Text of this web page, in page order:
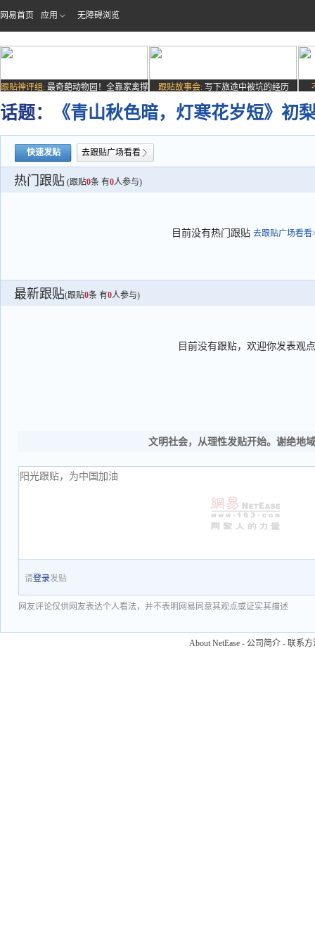
网易首页 应用 无障碍浏览
跟贴神评组: 最奇葩动物园！全靠家禽撑
场子
跟贴故事会: 写下旅途中被坑的经历
话题： 《青山秋色暗，灯寒花岁短》初
快速发贴 去跟贴广场看看
热门跟贴 (跟贴0条 有0人参与)
目前没有热门跟贴 去跟贴广场看看
最新跟贴(跟贴0条 有0人参与)
目前没有跟贴，欢迎你发表观点
文明社会，从理性发贴开始。谢绝地
请登录发贴
网友评论仅供网友表达个人看法，并不表明网易同意其观点或证实其描述
About NetEase - 公司简介 - 联系方